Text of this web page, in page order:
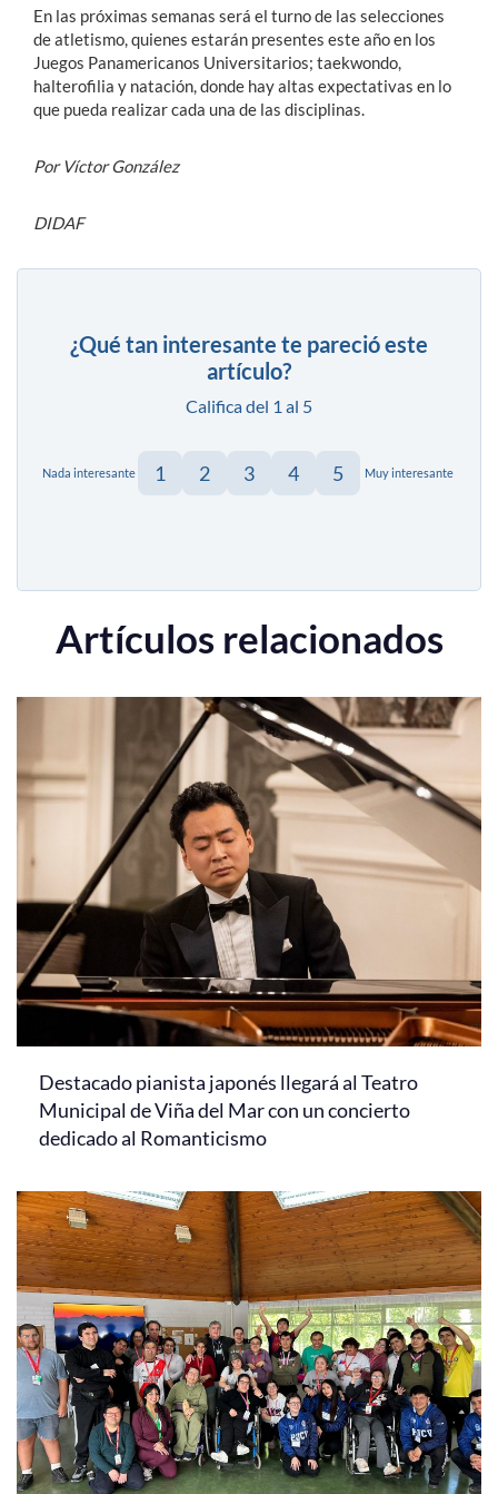
En las próximas semanas será el turno de las selecciones
de atletismo, quienes estarán presentes este año en los
Juegos Panamericanos Universitarios; taekwondo,
halterofilia y natación, donde hay altas expectativas en lo
que pueda realizar cada una de las disciplinas.
Por Víctor González
DIDAF
¿Qué tan interesante te pareció este
artículo?
Califica del 1 al 5
Nada interesante 1 2 3 4 5 Muy interesante
Artículos relacionados
Destacado pianista japonés llegará al Teatro
Municipal de Viña del Mar con un concierto
dedicado al Romanticismo